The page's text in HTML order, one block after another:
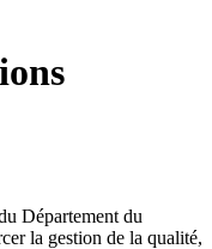
Département du
la gestion de la qualité,